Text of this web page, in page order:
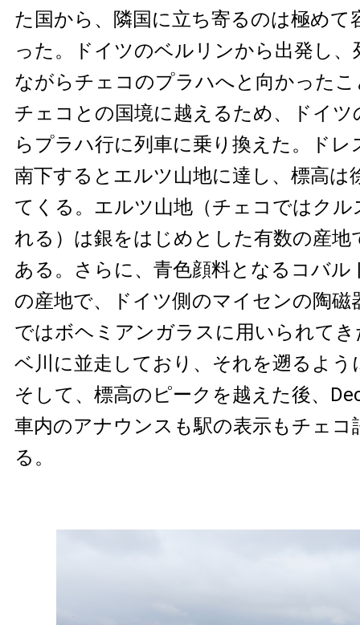
た国から、隣国に立ち寄るのは極めて
った。ドイツのベルリンから出発し、
ながらチェコのプラハへと向かった
チェコとの国境に越えるため、ドイ
らプラハ行に列車に乗り換えた。ド
南下するとエルツ山地に達し、標高は
てくる。エルツ山地（チェコではク
れる）は銀をはじめとした有数の産地
ある。さらに、青色顔料となるコバル
の産地で、ドイツ側のマイセンの陶磁
ではボヘミアンガラスに用いられて
ベ川に並走しており、それを遡るよう
そして、標高のピークを越えた後、
車内のアナウンスも駅の表示もチェコ
る。